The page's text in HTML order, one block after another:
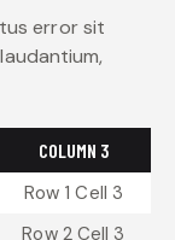
error sit
COLUMN 3
Row 1 Cell 3
Row 2 Cell 3